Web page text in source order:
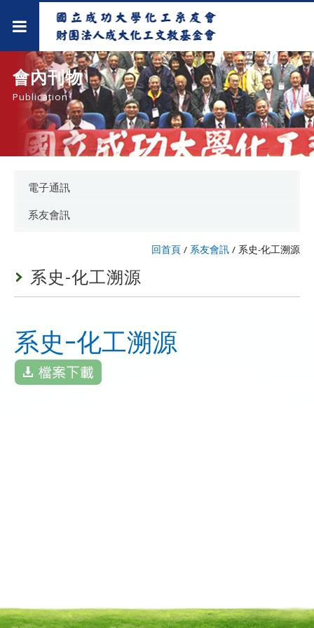
會內刊物
Publication
電子通訊
系友會訊
回首頁 / 系友會訊 / 系史-化工溯源
系史-化工溯源
系史-化工溯源